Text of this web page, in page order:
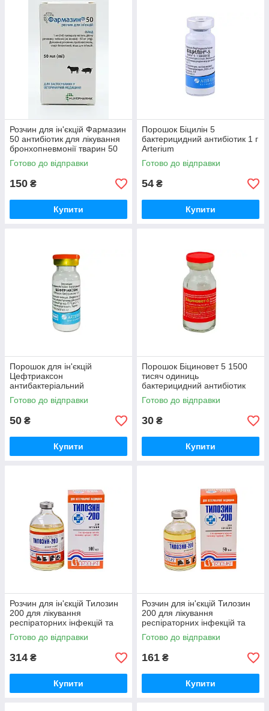
Розчин для ін'єкцій Фармазин
50 антибіотик для лікування
бронхопневмонії тварин 50
мл Huvepharma
Готово до відправки
150 ₴
Купити
Порошок Біцилін 5
бактерицидний антибіотик 1 г
Arterium
Готово до відправки
54 ₴
Купити
Порошок для ін'єкцій
Цефтриаксон
антибактеріальний
ветеринарний препарат 1 г
Артеріум
Готово до відправки
50 ₴
Купити
Порошок Біциновет 5 1500
тисяч одиниць
бактерицидний антибіотик
O.L.KAR
Готово до відправки
30 ₴
Купити
Розчин для ін'єкцій Тилозин
200 для лікування
респіраторних інфекцій та
захворювань ШКТ 100 мл
Продукт
Готово до відправки
314 ₴
Купити
Розчин для ін'єкцій Тилозин
200 для лікування
респіраторних інфекцій та
захворювань ШКТ 50 мл
Продукт
Готово до відправки
161 ₴
Купити